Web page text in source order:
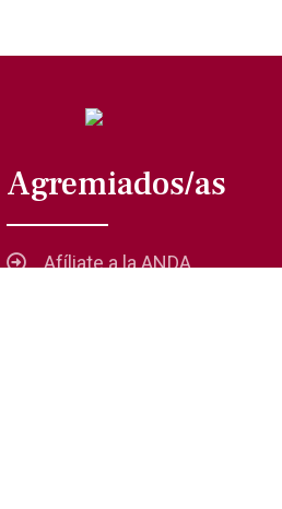
Agremiados/as
Afíliate a la ANDA